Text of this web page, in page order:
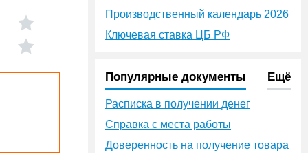
Производственный календарь 2026
Ключевая ставка ЦБ РФ
Популярные документы Ещё
Расписка в получении денег
Справка с места работы
Доверенность на получение товара